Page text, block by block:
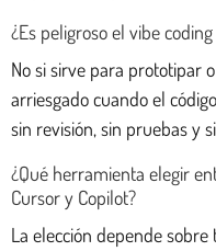
¿Es peligroso el vibe
No si sirve para prototipar
arriesgado cuando el
sin revisión, sin pruebas y
¿Qué herramienta elegir
Cursor y Copilot?
La elección depende